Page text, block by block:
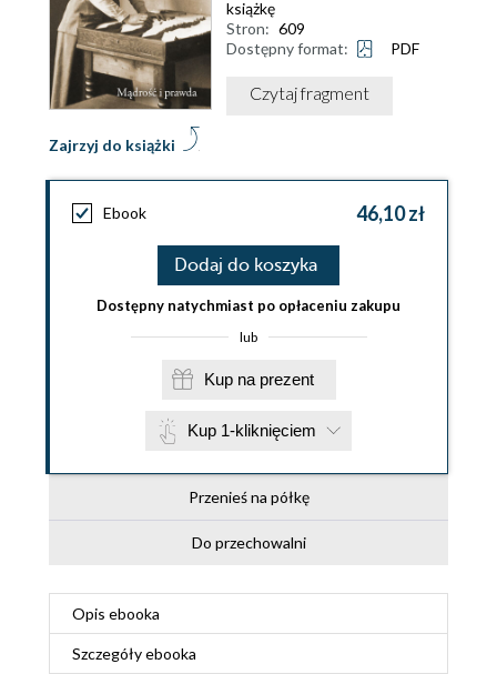
Zajrzyj do książki
książkę
Stron: 609
Dostępny format:
PDF
Czytaj fragment
Ebook 46,10 zł
Dodaj do koszyka
Dostępny natychmiast po opłaceniu zakupu
lub
Kup na prezent
Kup 1-kliknięciem
Przenieś na półkę
Do przechowalni
Opis ebooka
Szczegółyebooka